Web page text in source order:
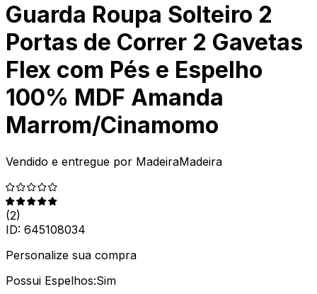
Guarda Roupa Solteiro 2
Portas de Correr 2 Gavetas
Flex com Pés e Espelho
100% MDF Amanda
Marrom/Cinamomo
Vendido e entregue por MadeiraMadeira
(2)
ID: 645108034
Personalize sua compra
Possui Espelhos:Sim